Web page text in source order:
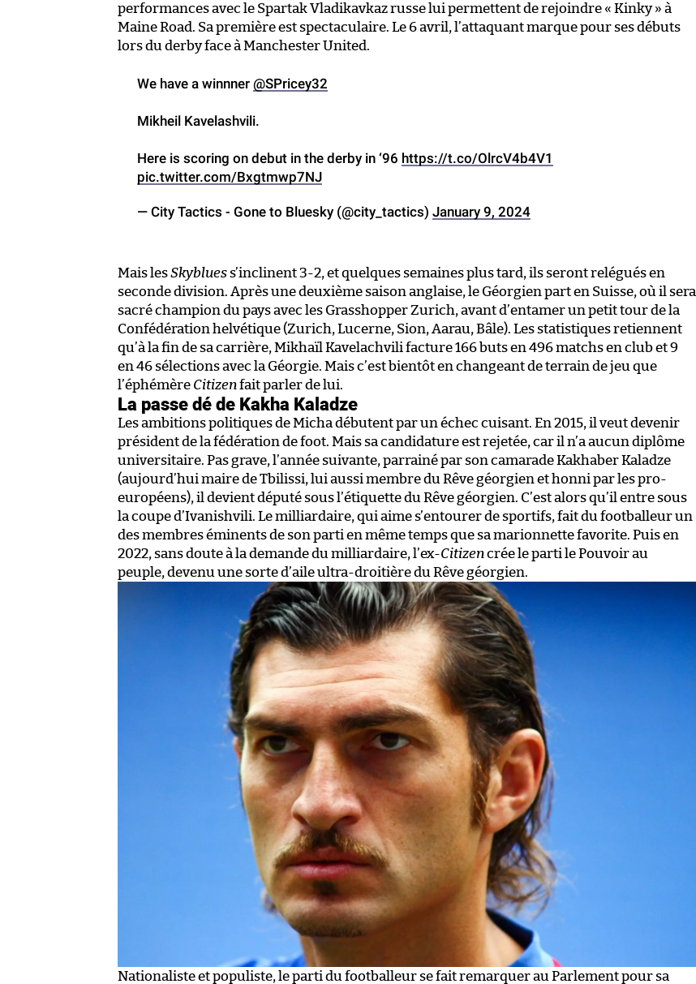
performances avec le Spartak Vladikavkaz russe lui permettent de rejoindre « Kinky » à
Maine Road. Sa première est spectaculaire. Le 6 avril, l’attaquant marque pour ses débuts
lors du derby face à Manchester United.
We have a winnner @SPricey32
Mikheil Kavelashvili.
Here is scoring on debut in the derby in ‘96 https://t.co/OlrcV4b4V1
pic.twitter.com/Bxgtmwp7NJ
— City Tactics - Gone to Bluesky (@city_tactics) January 9, 2024
Mais lesSkyblues s’inclinent 3-2, et quelques semaines plus tard, ils seront relégués en
seconde division. Après une deuxième saison anglaise, le Géorgien part en Suisse, où il sera
sacré champion du pays avec les Grasshopper Zurich, avant d’entamer un petit tour de la
Confédération helvétique (Zurich, Lucerne, Sion, Aarau, Bâle). Les statistiques retiennent
qu’à la fin de sa carrière, Mikhaïl Kavelachvili facture 166 buts en 496 matchs en club et 9
en 46 sélections avec la Géorgie. Mais c’est bientôt en changeant de terrain de jeu que
l’éphémère Citizenfait parler de lui.
La passe dé de Kakha Kaladze
Les ambitions politiques de Micha débutent par un échec cuisant. En 2015, il veut devenir
président de la fédération de foot. Mais sa candidature est rejetée, car il n’a aucun diplôme
universitaire. Pas grave, l’année suivante, parrainé par son camarade Kakhaber Kaladze
(aujourd’hui maire de Tbilissi, lui aussi membre du Rêve géorgien et honni par les pro-
européens), il devient député sous l’étiquette du Rêve géorgien. C’est alors qu’il entre sous
la coupe d’Ivanishvili. Le milliardaire, qui aime s’entourer de sportifs, fait du footballeur un
des membres éminents de son parti en même temps que sa marionnette favorite. Puis en
2022, sans doute à la demande du milliardaire, l’ex-Citizencrée le parti le Pouvoir au
peuple, devenu une sorte d’aile ultra-droitière du Rêve géorgien.
Nationaliste et populiste, le parti du footballeur se fait remarquer au Parlement pour sa